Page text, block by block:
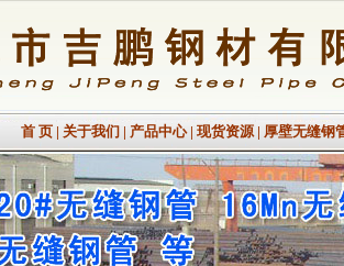
首 页| 关于我们 | 产品中心| 现货资源| 厚壁无缝钢